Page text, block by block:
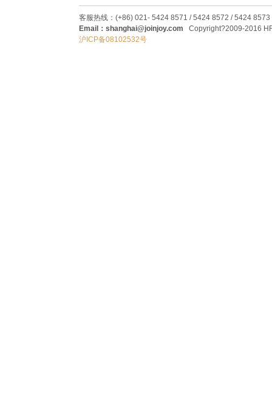
客服热线：(+86) 021- 5424 8571 / 5424 8572 / 5424 8573
Email：shanghai@joinjoy.com Copyright?2009-2016
沪ICP备08102532号